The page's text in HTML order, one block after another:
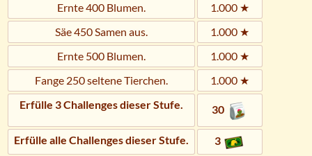
Ernte 400 Blumen.
1.000 ★
Säe 450 Samen aus.
1.000 ★
Ernte 500 Blumen.
1.000 ★
Fange 250 seltene Tierchen.
1.000 ★
Erfülle 3 Challenges dieser Stufe.
30
Erfülle alle Challenges dieser Stufe. 3